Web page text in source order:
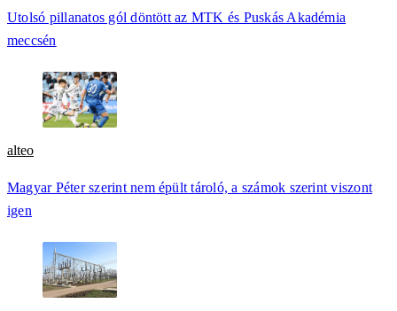
Utolsó pillanatos gól döntött az MTK és Puskás Akadémia
meccsén
alteo
Magyar Péter szerint nem épült tároló, a számok szerint viszont
igen